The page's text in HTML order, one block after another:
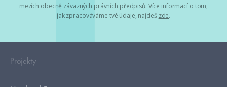
mezích obecně závazných právních předpisů. Více informací o tom,
jak zpracováváme tvé údaje, najdeš zde.
Projekty